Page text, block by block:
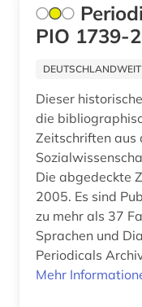
verkehr (1)
wasserbau (1)
wasserrecht (1)
werkstoff (1)
PIO 1739-
Dieser
die
Zeitschriften aus
Die abgedeckte
2005. Es sind
zu mehr als 37
Sprachen und
Periodicals
Mehr